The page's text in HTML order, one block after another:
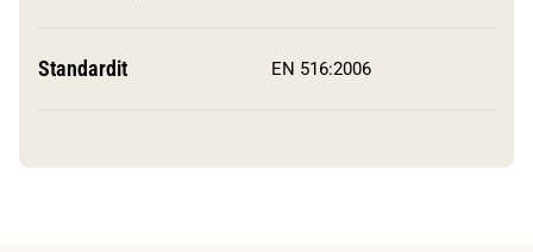
Standardit EN 516:2006